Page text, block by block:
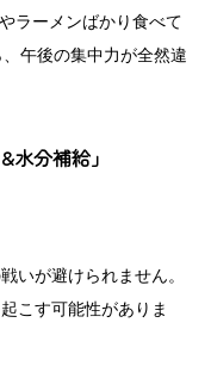
ラーメンばかり食べて
午後の集中力が全然違
分補給」
いが避けられません。
こす可能性がありま